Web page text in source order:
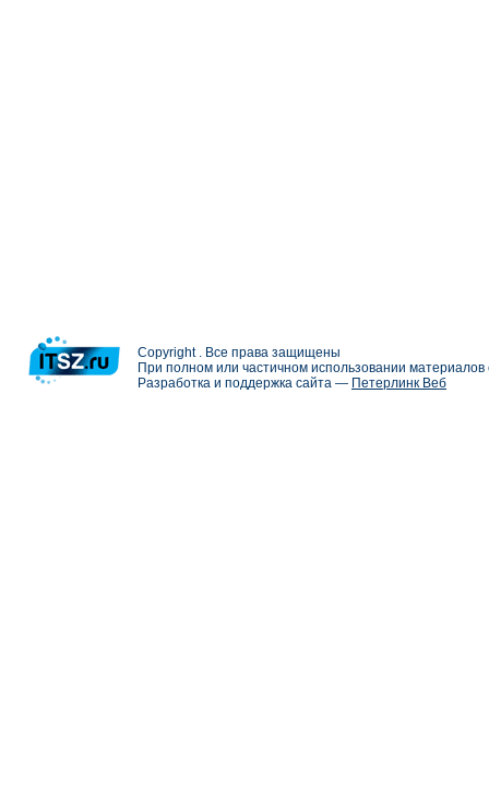
Copyright . Все права защищены
При полном или частичном использовании
Разработка и поддержка сайта — Петерлинк Веб